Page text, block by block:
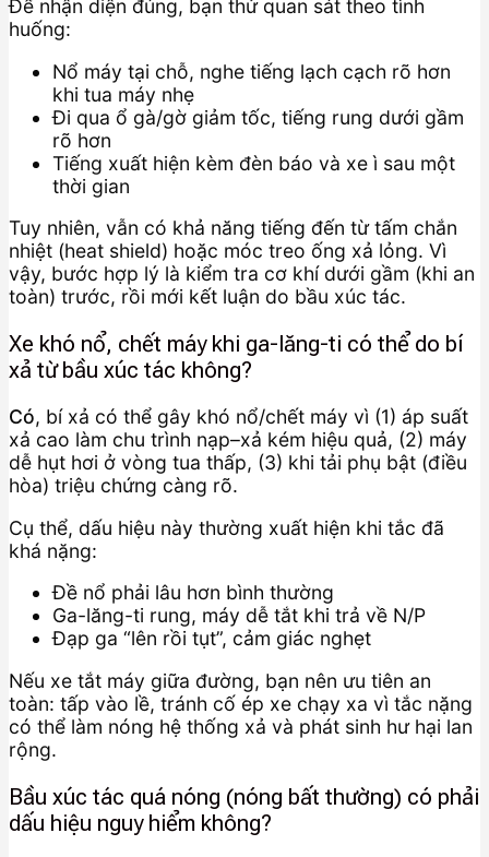
Để nhận diện đúng, bạn thử quan sát theo tình
huống:
Nổ máy tại chỗ, nghe tiếng lạch cạch rõ hơn
khi tua máy nhẹ
Đi qua ổ gà/gờ giảm tốc, tiếng rung dưới gầm
rõ hơn
Tiếng xuất hiện kèm đèn báo và xe ì sau một
thời gian
Tuy nhiên, vẫn có khả năng tiếng đến từ tấm chắn
nhiệt (heat shield) hoặc móc treo ống xả lỏng. Vì
vậy, bước hợp lý là kiểm tra cơ khí dưới gầm (khi an
toàn) trước, rồi mới kết luận do bầu xúc tác.
Xe khó nổ, chết máy khi ga-lăng-ti có thể do bí
xả từ bầu xúc tác không?
Có, bí xả có thể gây khó nổ/chết máy vì (1) áp suất
xả cao làm chu trình nạp–xả kém hiệu quả, (2) máy
dễ hụt hơi ở vòng tua thấp, (3) khi tải phụ bật (điều
hòa) triệu chứng càng rõ.
Cụ thể, dấu hiệu này thường xuất hiện khi tắc đã
khá nặng:
Đề nổ phải lâu hơn bình thường
Ga-lăng-ti rung, máy dễ tắt khi trả về N/P
Đạp ga “lên rồi tụt”, cảm giác nghẹt
Nếu xe tắt máy giữa đường, bạn nên ưu tiên an
toàn: tấp vào lề, tránh cố ép xe chạy xa vì tắc nặng
có thể làm nóng hệ thống xả và phát sinh hư hại lan
rộng.
Bầu xúc tác quá nóng (nóng bất thường) có phải
dấu hiệu nguy hiểm không?